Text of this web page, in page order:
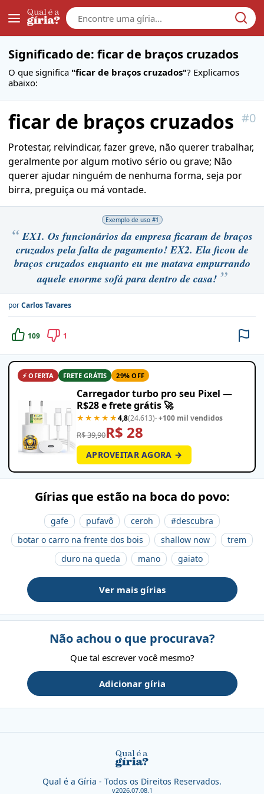
Galera
Significado de: ficar de braços cruzados
O que significa "ficar de braços cruzados"? Explicamos
abaixo:
#0
ficar de braços cruzados
Protestar, reivindicar, fazer greve, não querer trabalhar,
geralmente por algum motivo sério ou grave; Não
querer ajudar ninguém de nenhuma forma, seja por
birra, preguiça ou má vontade.
Exemplo de uso #1
EX1. Os funcionários da empresa ficaram de braços
cruzados pela falta de pagamento! EX2. Ela ficou de
braços cruzados enquanto eu me matava empurrando
aquele enorme sofá para dentro de casa!
porCarlos Tavares
109 1
⚡ OFERTA FRETE GRÁTIS 29% OFF
Carregador turbo pro seu Pixel —
R$28 e frete grátis 🚀
★★★★★4,8(24.613)· +100 mil vendidos
R$ 39,90R$ 28
APROVEITAR AGORA →
Gírias que estão na boca do povo:
gafe pufavô ceroh
#descubra
botar o carro na frente dos bois
shallow now
trem
duro na queda
mano gaiato
Ver mais gírias
Não achou o que procurava?
Que tal escrever você mesmo?
Adicionar gíria
Qual é a Gíria - Todos os Direitos Reservados.
v2026.07.08.1